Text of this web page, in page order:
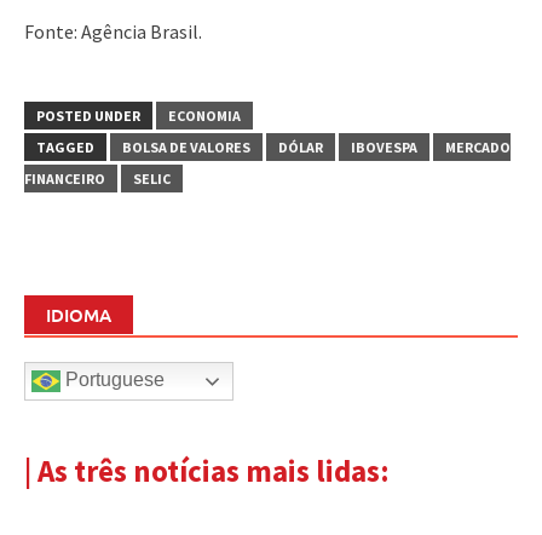
Fonte: Agência Brasil.
POSTED UNDER
ECONOMIA
TAGGED
BOLSA DE VALORES DÓLAR IBOVESPA
MERCADO
FINANCEIRO
SELIC
IDIOMA
Portuguese
| As três notícias mais lidas: